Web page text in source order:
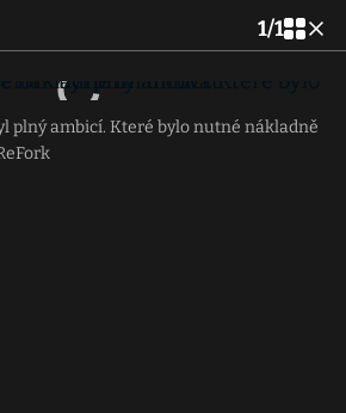
1/1
plný ambicí. Které bylo nutné nákladně